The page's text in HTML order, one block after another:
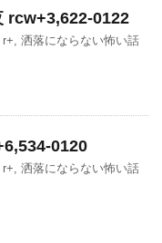
rcw+3,622-0122
r+, 洒落にならない怖い話
0120
r+, 洒落にならない怖い話